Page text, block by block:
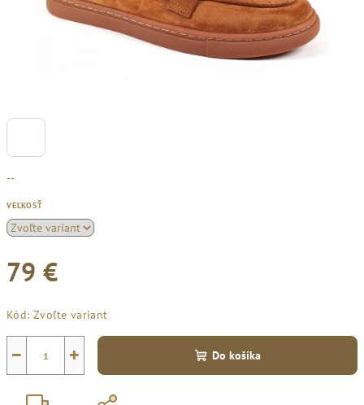
--
VEĽKOSŤ
79 €
cena:
Kód: Zvoľte variant
+
− Do košíka